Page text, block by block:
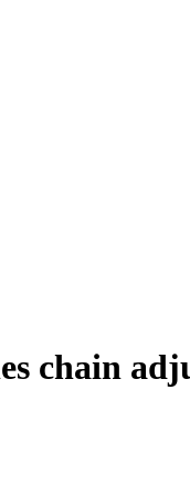
chain